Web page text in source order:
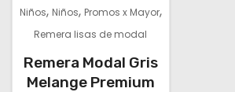
Niños, Niños, Promos x Mayor,
Remera lisas de modal
Remera Modal Gris
Melange Premium